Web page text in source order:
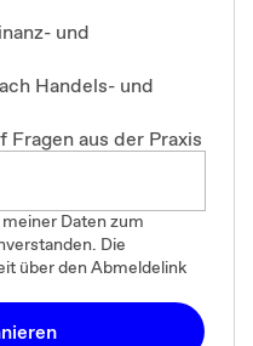
und
Handels- und
aus der Praxis
Daten zum
Die
über den Abmeldelink